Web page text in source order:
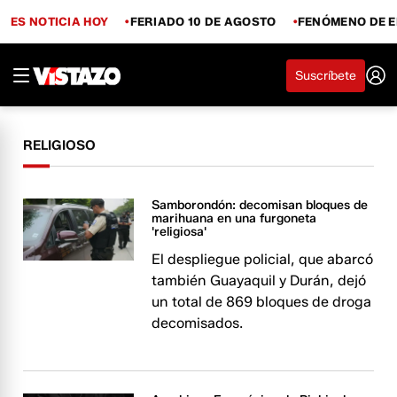
ES NOTICIA HOY FERIADO 10 DE AGOSTO FENÓMENO DE
Suscríbete
RELIGIOSO
Samborondón: decomisan bloques de
marihuana en una furgoneta
'religiosa'
El despliegue policial, que abarcó
también Guayaquil y Durán, dejó
un total de 869 bloques de droga
decomisados.